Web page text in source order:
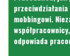
przeciwdziałania
mobbingowi.
odpowiada